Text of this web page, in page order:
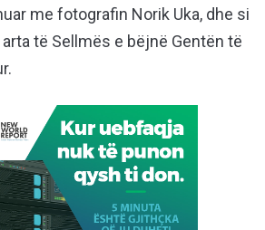
me fotografin Norik Uka, dhe si
të Sellmës e bëjnë Gentën të